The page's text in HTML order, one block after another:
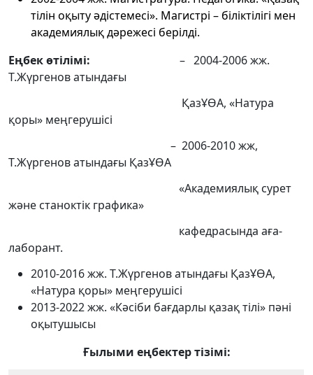
тілін оқыту әдістемесі». Магистрі – біліктілігі мен
академиялық дәрежесі берілді.
Еңбек өтілімі: – 2004-2006 жж.
Т.Жүргенов атындағы
ҚазҰӨА, «Натура
қоры» меңгерушісі
– 2006-2010 жж,
Т.Жүргенов атындағы ҚазҰӨА
«Академиялық сурет
және станоктік графика»
кафедрасында аға-
лаборант.
2010-2016 жж. Т.Жүргенов атындағы ҚазҰӨА,
«Натура қоры» меңгерушісі
2013-2022 жж. «Кәсіби бағдарлы қазақ тілі» пәні
оқытушысы
Ғылыми еңбектер тізімі: